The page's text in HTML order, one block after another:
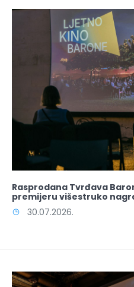
Rasprodana Tvrđava
premijeru višestruko
30.07.2026.